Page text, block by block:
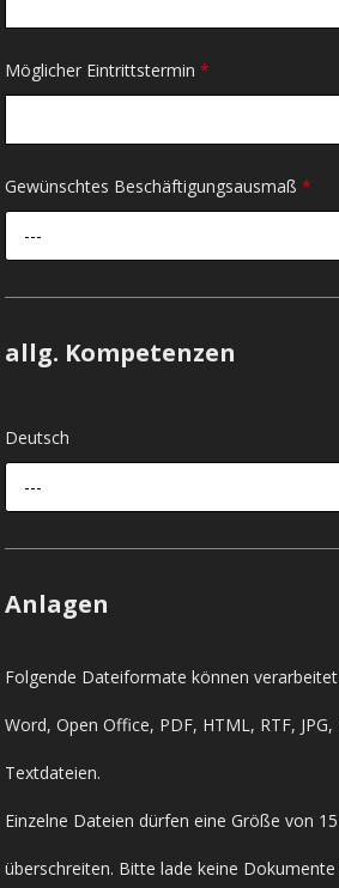
Möglicher Eintrittstermin*
Gewünschtes Beschäftigungsausmaß*
---
allg. Kompetenzen
Deutsch
---
Anlagen
Folgende Dateiformate können
Word, Open Office, PDF, HTML, RTF, JPG,
Textdateien.
Einzelne Dateien dürfen eine Größe von
überschreiten. Bitte lade keine